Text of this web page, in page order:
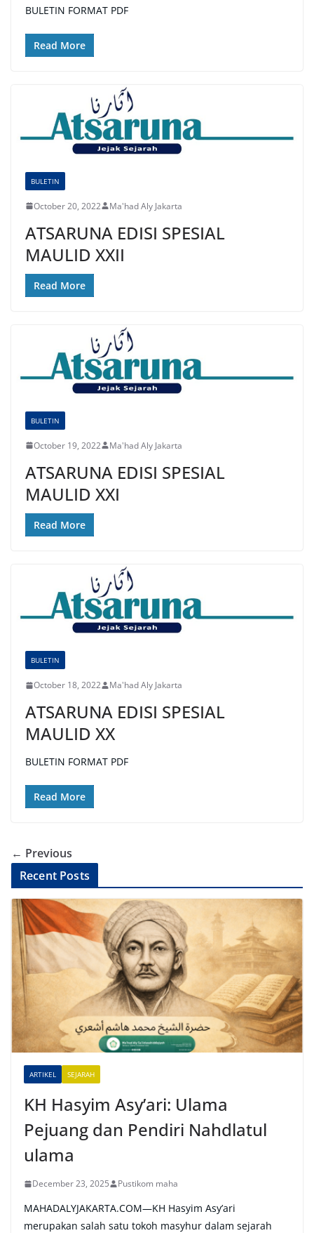
BULETIN FORMAT PDF
Read More
BULETIN
October 20, 2022 Ma'had Aly Jakarta
ATSARUNA EDISI SPESIAL
MAULID XXII
Read More
BULETIN
October 19, 2022 Ma'had Aly Jakarta
ATSARUNA EDISI SPESIAL
MAULID XXI
Read More
BULETIN
October 18, 2022 Ma'had Aly Jakarta
ATSARUNA EDISI SPESIAL
MAULID XX
BULETIN FORMAT PDF
Read More
← Previous
Recent Posts
ARTIKEL SEJARAH
KH Hasyim Asy’ari: Ulama
Pejuang dan Pendiri Nahdlatul
ulama
December 23, 2025 Pustikom maha
MAHADALYJAKARTA.COM—KH Hasyim Asy’ari
merupakan salah satu tokoh masyhur dalam sejarah